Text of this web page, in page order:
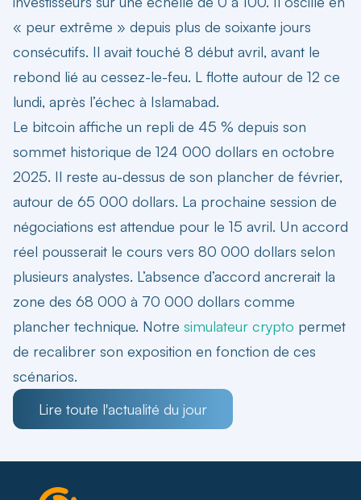
« peur extrême » depuis plus de soixante jours
consécutifs. Il avait touché 8 début avril, avant le
rebond lié au cessez-le-feu. L flotte autour de 12 ce
lundi, après l’échec à Islamabad.
Le bitcoin affiche un repli de 45 % depuis son
sommet historique de 124 000 dollars en octobre
2025. Il reste au-dessus de son plancher de février,
autour de 65 000 dollars. La prochaine session de
négociations est attendue pour le 15 avril. Un accord
réel pousserait le cours vers 80 000 dollars selon
plusieurs analystes. L’absence d’accord ancrerait la
zone des 68 000 à 70 000 dollars comme
plancher technique. Notre simulateur crypto permet
de recalibrer son exposition en fonction de ces
scénarios.
Lire toute l'actualité du jour